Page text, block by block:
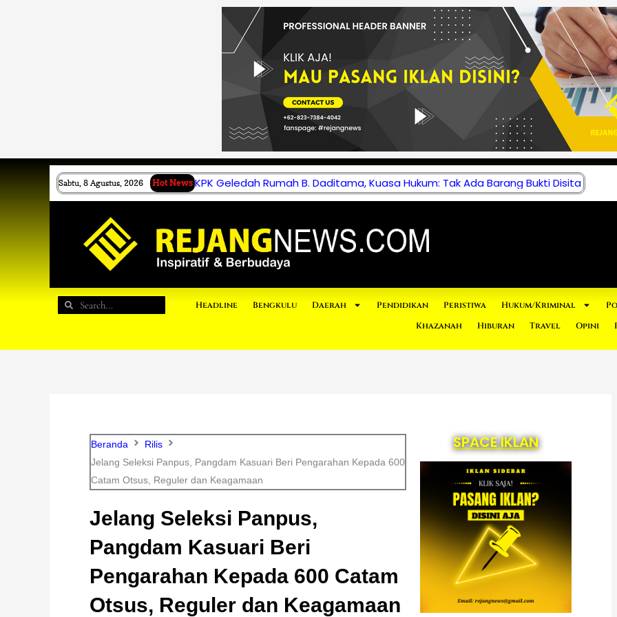
Sabtu, 8 Agustus, 2026 Hot News KPK Geledah Rumah B. Daditama, Kuasa Hukum: Tak Ada Barang Bukti Disita
Search
Search Headline Bengkulu Daerah Pendidikan Peristiwa Hukum/Kriminal
Khazanah
Hiburan Travel Opini
Beranda
Rilis
Jelang Seleksi Panpus, Pangdam Kasuari Beri Pengarahan Kepada 600
Catam Otsus, Reguler dan Keagamaan
Jelang Seleksi Panpus,
Pangdam Kasuari Beri
Pengarahan Kepada 600 Catam
Otsus, Reguler dan Keagamaan
SPACE IKLAN